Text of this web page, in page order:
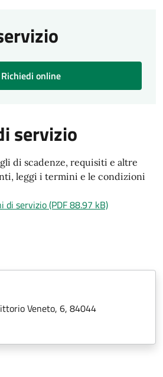
Richiedi online
servizio
di scadenze, requisiti e altre
leggi i termini e le condizioni
di servizio (PDF 88.97 kB)
Veneto, 6, 84044